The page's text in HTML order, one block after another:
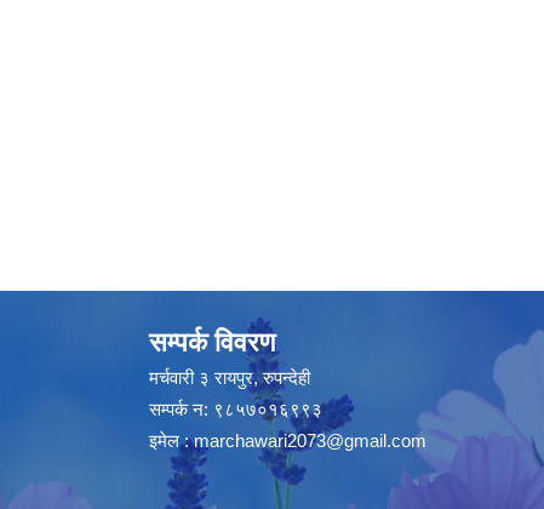
सम्पर्क विवरण
मर्चवारी ३ रायपुर, रुपन्देही
सम्पर्क न: ९८५७०१६९९३
इमेल :marchawari2073@gmail.com